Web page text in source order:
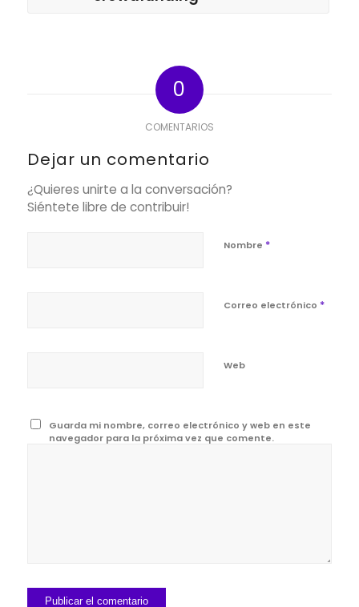
0
COMENTARIOS
Dejar un comentario
¿Quieres unirte a la conversación?
Siéntete libre de contribuir!
Nombre *
Correo electrónico *
Web
Guarda mi nombre, correo electrónico y web en este
navegador para la próxima vez que comente.